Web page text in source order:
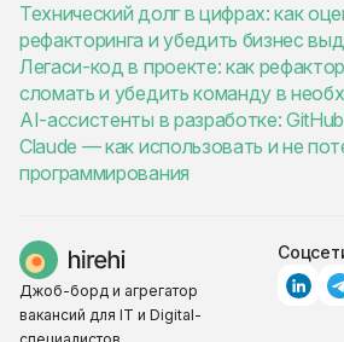
Технический долг в цифрах: как
рефакторинга и убедить бизнес
Легаси-код в проекте: как
сломать и убедить команду в
AI-ассистенты в разработке:
Claude — как использовать и не
программирования
Джоб-борд и агрегатор
вакансий для IT и Digital-